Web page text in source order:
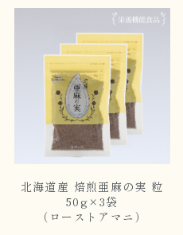
北海道産 焙煎亜麻の実 粒
50g×3袋
（ローストアマニ）